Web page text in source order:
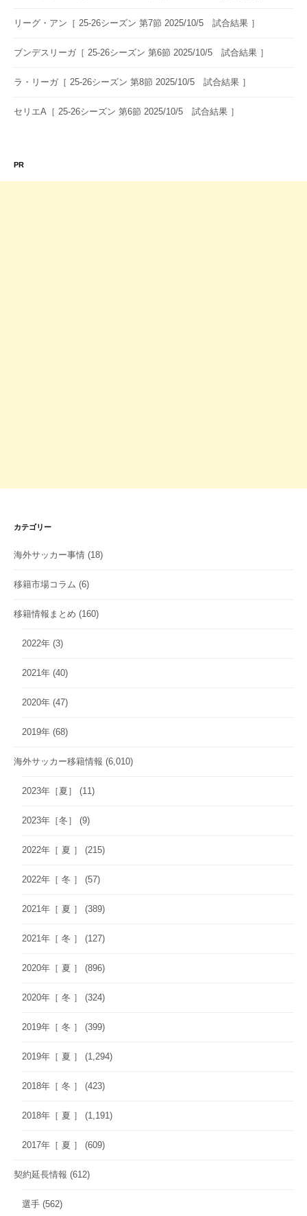
リーグ・アン［ 25-26シーズン 第7節 2025/10/5 試合結果 ］
ブンデスリーガ［ 25-26シーズン 第6節 2025/10/5 試合結果 ］
ラ・リーガ［ 25-26シーズン 第8節 2025/10/5 試合結果 ］
セリエA［ 25-26シーズン 第6節 2025/10/5 試合結果 ］
PR
カテゴリー
海外サッカー事情 (18)
移籍市場コラム (6)
移籍情報まとめ (160)
2022年 (3)
2021年 (40)
2020年 (47)
2019年 (68)
海外サッカー移籍情報 (6,010)
2023年［夏］ (11)
2023年［冬］ (9)
2022年［ 夏 ］ (215)
2022年［ 冬 ］ (57)
2021年［ 夏 ］ (389)
2021年［ 冬 ］ (127)
2020年［ 夏 ］ (896)
2020年［ 冬 ］ (324)
2019年［ 冬 ］ (399)
2019年［ 夏 ］ (1,294)
2018年［ 冬 ］ (423)
2018年［ 夏 ］ (1,191)
2017年［ 夏 ］ (609)
契約延長情報 (612)
選手 (562)